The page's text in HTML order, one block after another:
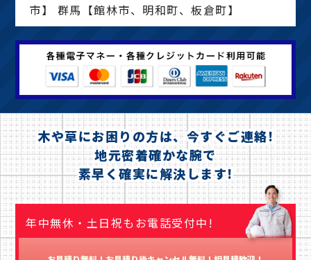
市】 群馬【館林市、明和町、板倉町】
木や草にお困りの方は、今すぐご連絡!
地元密着確かな腕で
素早く確実に解決します!
年中無休・土日祝もお電話受付中!